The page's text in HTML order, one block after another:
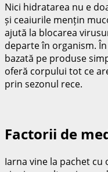
Nici hidratarea nu e
și ceaiurile mențin
ajută la blocarea
departe în organism.
bazată pe produse
oferă corpului tot ce
prin sezonul rece.
Factorii de
Iarna vine la pachet cu